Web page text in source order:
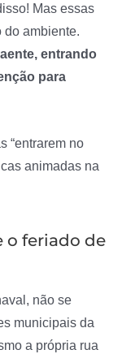
Mas essas
do ambiente.
entrando
para
“entrarem no
animadas na
o feriado de
não se
municipais da
a própria rua